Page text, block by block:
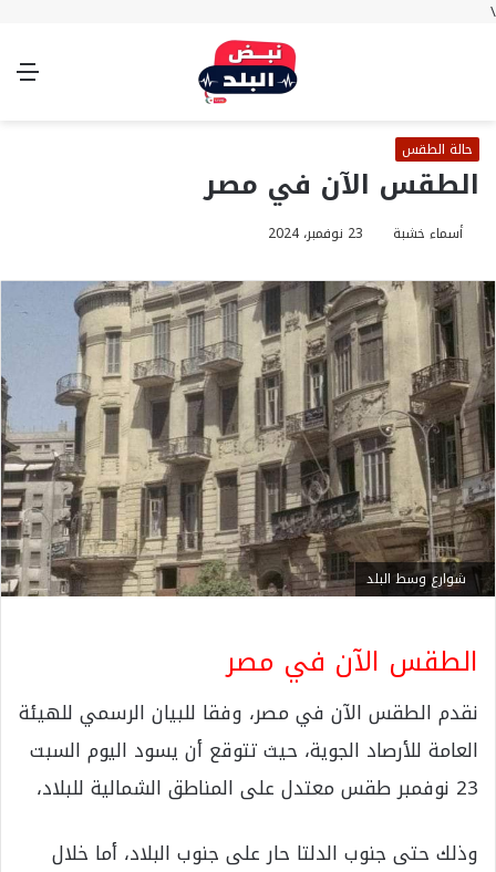
\
الوضع
حالة الطقس
الطقس الآن في مصر
أسماء خشبة 23 نوفمبر، 2024
شوارع وسط البلد
الطقس الآن في مصر
نقدم الطقس الآن في مصر، وفقا للبيان الرسمي للهيئة
العامة للأرصاد الجوية، حيث تتوقع أن يسود اليوم السبت
23 نوفمبر طقس معتدل على المناطق الشمالية للبلاد،
وذلك حتى جنوب الدلتا حار على جنوب البلاد، أما خلال